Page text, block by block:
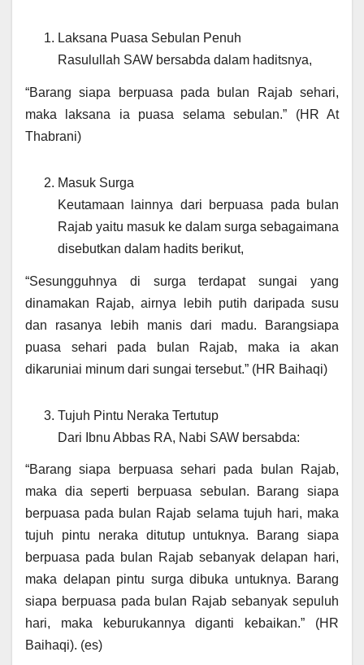
Laksana Puasa Sebulan Penuh
Rasulullah SAW bersabda dalam haditsnya,
“Barang siapa berpuasa pada bulan Rajab sehari,
maka laksana ia puasa selama sebulan.” (HR At
Thabrani)
Masuk Surga
Keutamaan lainnya dari berpuasa pada bulan
Rajab yaitu masuk ke dalam surga sebagaimana
disebutkan dalam hadits berikut,
“Sesungguhnya di surga terdapat sungai yang
dinamakan Rajab, airnya lebih putih daripada susu
dan rasanya lebih manis dari madu. Barangsiapa
puasa sehari pada bulan Rajab, maka ia akan
dikaruniai minum dari sungai tersebut.” (HR Baihaqi)
Tujuh Pintu Neraka Tertutup
Dari Ibnu Abbas RA, Nabi SAW bersabda:
“Barang siapa berpuasa sehari pada bulan Rajab,
maka dia seperti berpuasa sebulan. Barang siapa
berpuasa pada bulan Rajab selama tujuh hari, maka
tujuh pintu neraka ditutup untuknya. Barang siapa
berpuasa pada bulan Rajab sebanyak delapan hari,
maka delapan pintu surga dibuka untuknya. Barang
siapa berpuasa pada bulan Rajab sebanyak sepuluh
hari, maka keburukannya diganti kebaikan.” (HR
Baihaqi). (es)